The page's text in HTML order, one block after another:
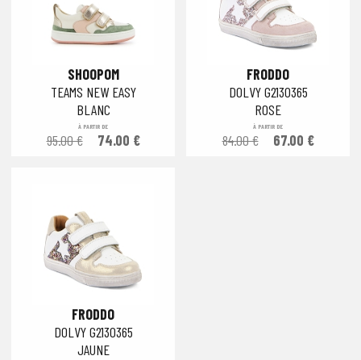
SHOOPOM
TEAMS NEW EASY
BLANC
À PARTIR DE
95.00 € 74.00 €
FRODDO
DOLVY G2130365
ROSE
À PARTIR DE
84.00 € 67.00 €
FRODDO
DOLVY G2130365
JAUNE